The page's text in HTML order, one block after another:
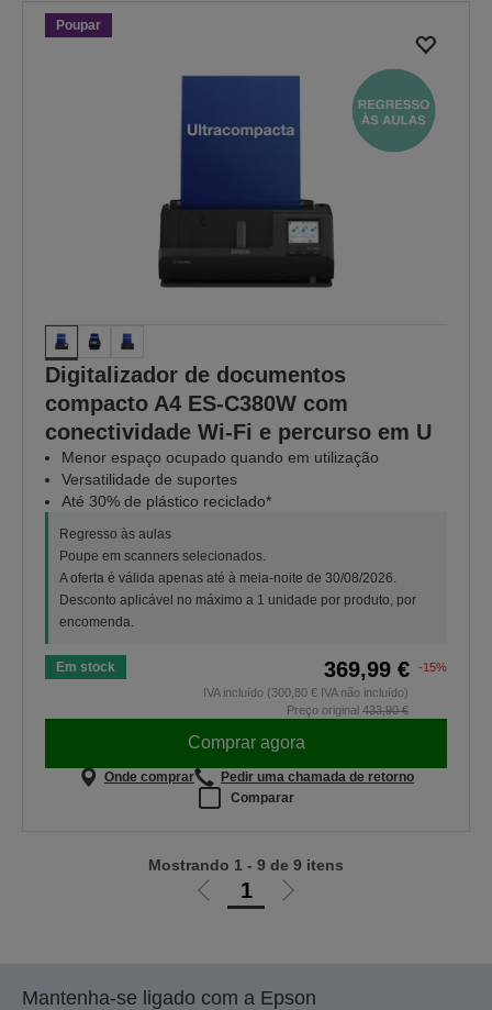
Poupar
Digitalizador de documentos
compacto A4 ES-C380W com
conectividade Wi-Fi e percurso em U
Menor espaço ocupado quando em utilização
Versatilidade de suportes
Até 30% de plástico reciclado*
Regresso às aulas
Poupe em scanners selecionados.
A oferta é válida apenas até à meia-noite de 30/08/2026.
Desconto aplicável no máximo a 1 unidade por produto, por
encomenda.
Em stock 369,99 €
-15%
IVA incluído (300,80 € IVA não incluído)
Preço original 433,90 €
Comprar agora
Onde comprar
Pedir uma chamada de retorno
Comparar
Ir
anterior
1
Ir
página
Mostrando 1 - 9 de 9 itens
Mantenha-se ligado com a Epson